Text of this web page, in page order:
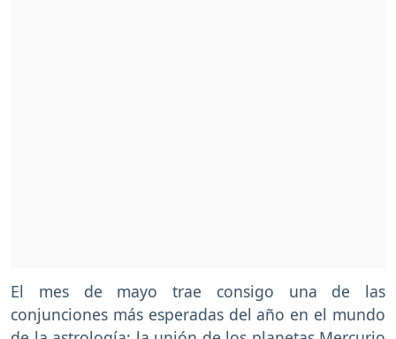
El mes de mayo trae consigo una de las
conjunciones más esperadas del año en el mundo